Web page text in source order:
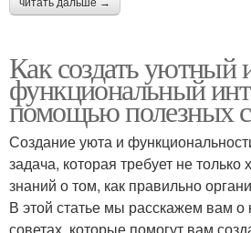
Как создать уютный
функциональный
помощью полезных
Создание уюта и
задача, которая требует не только
знаний о том, как правильно
В этой статье мы расскажем вам
советах, которые помогут вам